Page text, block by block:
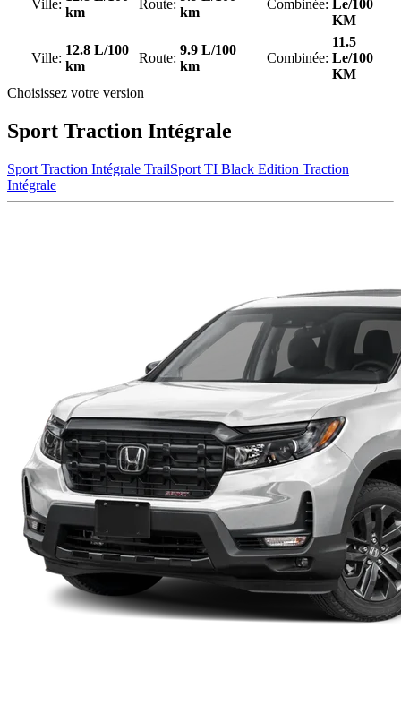
Ville:
km
Route:
km
Combinée: Le/100
KM
Ville:
12.8 L/100
km
Route:
9.9 L/100
km
Combinée:
11.5
Le/100
KM
Choisissez votre version
Sport Traction Intégrale
Sport Traction Intégrale TrailSport TI Black Edition Traction
Intégrale